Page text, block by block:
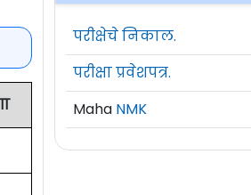
परीक्षेचे निकाल.
परीक्षा प्रवेशपत्र.
Maha NMK